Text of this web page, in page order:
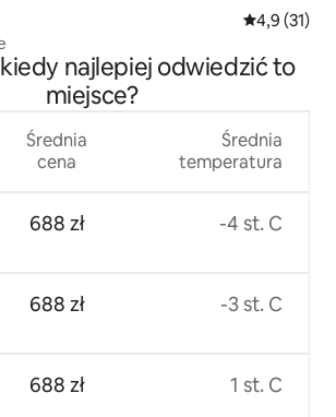
Średnia
4,9 (31)
najlepiej odwiedzić to
miejsce?
Średnia
cena
688 zł
688 zł
688 zł
Średnia
temperatura
-4 st. C
-3 st. C
1 st. C